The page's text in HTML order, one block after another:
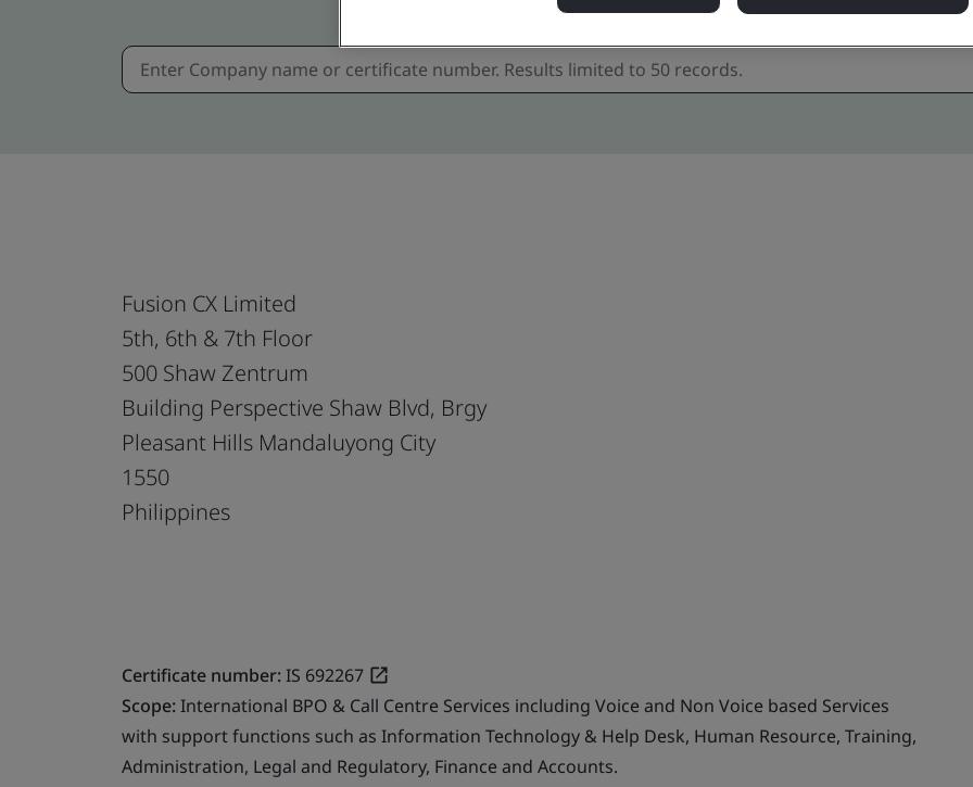
Fusion CX Limited
5th, 6th & 7th Floor
500 Shaw Zentrum
Building Perspective Shaw Blvd, Brgy
Pleasant Hills Mandaluyong City
1550
Philippines
Certificate number:IS 692267
Scope:International BPO & Call Centre Services including Voice and Non Voice based Services
with support functions such as Information Technology & Help Desk, Human Resource, Training,
Administration, Legal and Regulatory, Finance and Accounts.